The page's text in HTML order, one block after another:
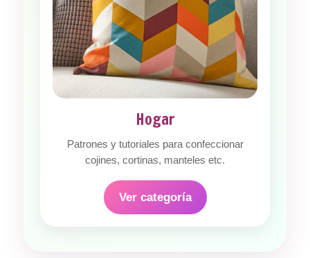
Hogar
Patrones y tutoriales para confeccionar
cojines, cortinas, manteles etc.
Ver categoría